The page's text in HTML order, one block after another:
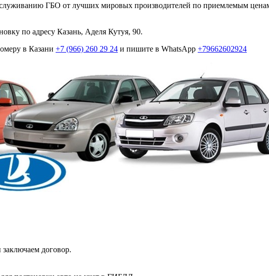
ГБО от лучших мировых производителей по приемлемым
по адресу Казань, Аделя Кутуя, 90.
в Казани +7 (966) 260 29 24 и пишите в WhatsApp +79662602924
договор.